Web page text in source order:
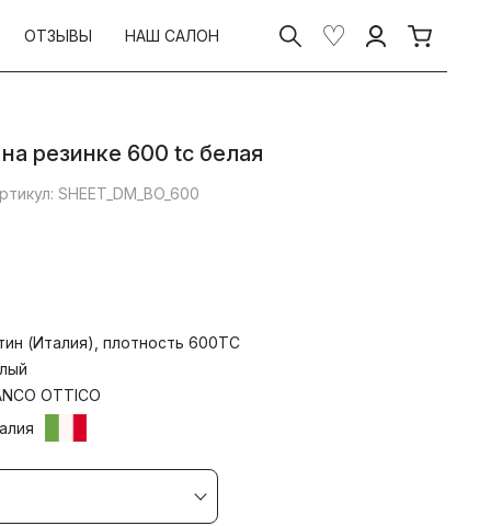
ОТЗЫВЫ НАШ САЛОН
резинке 600 tc белая
SHEET_DM_BO_600
(Италия), плотность 600ТС
OTTICO